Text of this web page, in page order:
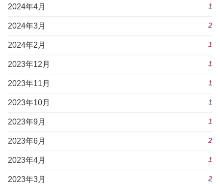
2024年4月 1
2024年3月 2
2024年2月 1
2023年12月 1
2023年11月 1
2023年10月 1
2023年9月 1
2023年6月 2
2023年4月 1
2023年3月 2